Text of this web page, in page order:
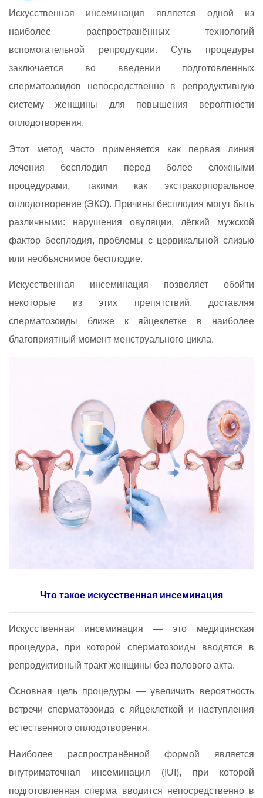
Искусственная инсеминация является одной из
наиболее распространённых технологий
вспомогательной репродукции. Суть процедуры
заключается во введении подготовленных
сперматозоидов непосредственно в репродуктивную
систему женщины для повышения вероятности
оплодотворения.
Этот метод часто применяется как первая линия
лечения бесплодия перед более сложными
процедурами, такими как экстракорпоральное
оплодотворение (ЭКО). Причины бесплодия могут быть
различными: нарушения овуляции, лёгкий мужской
фактор бесплодия, проблемы с цервикальной слизью
или необъяснимое бесплодие.
Искусственная инсеминация позволяет обойти
некоторые из этих препятствий, доставляя
сперматозоиды ближе к яйцеклетке в наиболее
благоприятный момент менструального цикла.
Что такое искусственная инсеминация
Искусственная инсеминация — это медицинская
процедура, при которой сперматозоиды вводятся в
репродуктивный тракт женщины без полового акта.
Основная цель процедуры — увеличить вероятность
встречи сперматозоида с яйцеклеткой и наступления
естественного оплодотворения.
Наиболее распространённой формой является
внутриматочная инсеминация (IUI), при которой
подготовленная сперма вводится непосредственно в